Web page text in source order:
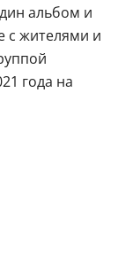
альбом и
с жителями и
года на